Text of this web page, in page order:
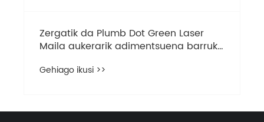
Zergatik da Plumb Dot Green Laser
Maila aukerarik adimentsuena barruko
Gehiago ikusi >>